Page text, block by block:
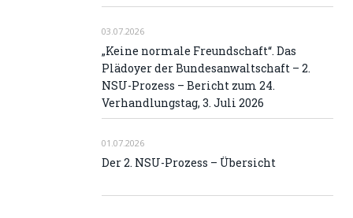
03.07.2026
„Keine normale Freundschaft“. Das
Plädoyer der Bundesanwaltschaft – 2.
NSU-Prozess – Bericht zum 24.
Verhandlungstag, 3. Juli 2026
01.07.2026
Der 2. NSU-Prozess – Übersicht